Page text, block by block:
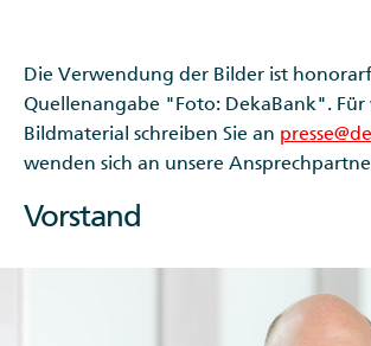
Die Verwendung der Bilder ist
Quellenangabe "Foto: DekaBank". Für
Bildmaterial schreiben Sie an
wenden sich an unsere
Vorstand